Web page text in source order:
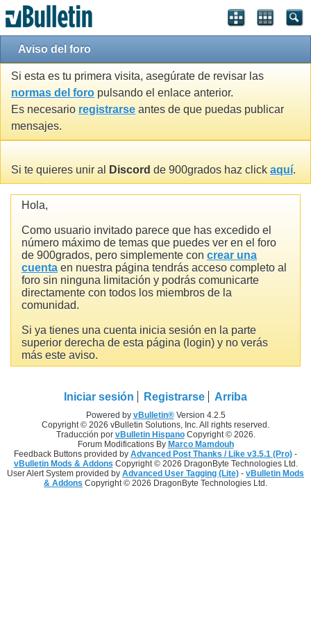
Aviso del foro
Si esta es tu primera visita, asegúrate de revisar las
normas del foro pulsando el enlace anterior.
Es necesario registrarse antes de que puedas publicar
mensajes.
Si te quieres unir al Discord de 900grados haz click aquí.
Hola,
Como usuario invitado parece que has excedido el
número máximo de temas que puedes ver en el foro
de 900grados, pero simplemente con crear una
cuenta en nuestra página tendrás acceso completo al
foro sin ninguna limitación y podrás comunicarte
directamente con todos los miembros de la
comunidad.
Si ya tienes una cuenta inicia sesión en la parte
superior derecha de esta página (login) y no verás
más este aviso.
Iniciar sesión Registrarse Arriba
Powered by vBulletin®Version 4.2.5
Copyright © 2026 vBulletin Solutions, Inc. All rights reserved.
Traducción por vBulletin HispanoCopyright © 2026.
Forum Modifications By Marco Mamdouh
Feedback Buttons provided by Advanced Post Thanks / Like v3.5.1 (Pro) -
vBulletin Mods & Addons Copyright © 2026 DragonByte Technologies Ltd.
User Alert System provided by Advanced User Tagging (Lite) - vBulletin Mods
& Addons Copyright © 2026 DragonByte Technologies Ltd.